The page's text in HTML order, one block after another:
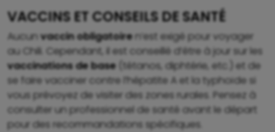
VACCINS ET CONSEILS DE SANTÉ
Aucun vaccin obligatoiren’est exigé pour voyager
au Chili. Cependant, il est conseillé d’être à jour sur les
vaccinations de base (tétanos, diphtérie, etc.) et de
se faire vacciner contre l’hépatite A et la typhoïde si
vous prévoyez de visiter des zones rurales. Pensez à
consulter un professionnel de santé avant le départ
pour des recommandations spécifiques.